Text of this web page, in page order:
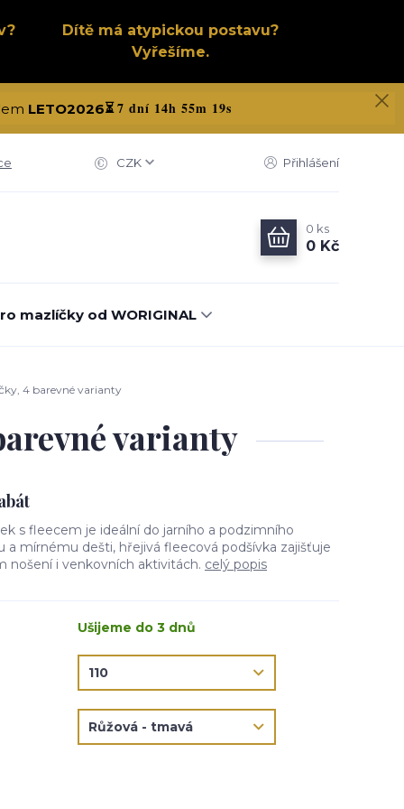
Dítě má atypickou postavu?
Vyřešíme.
LETO2026⏳7 dní 14h 55m 18s
CZK Přihlášení
0 ks
0 Kč
mazlíčky od WORIGINAL
4 barevné varianty
varianty
s fleecem je ideální do jarního a podzimního
a mírnému dešti, hřejivá fleecová podšívka zajišťuje
nošení i venkovních aktivitách. celý popis
Ušijeme do 3 dnů